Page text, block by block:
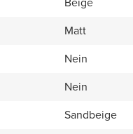
Matt
Nein
Nein
Sandbeige